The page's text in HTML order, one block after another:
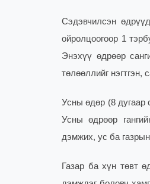
Сэдэвчилсэн
ойролцоогоор 1
Энэхүү өдрөөр
төлөөллийг нэгтгэн,
Усны өдөр (8 дугаар
Усны өдрөөр
дэмжих, ус ба
Газар ба хүн төвт